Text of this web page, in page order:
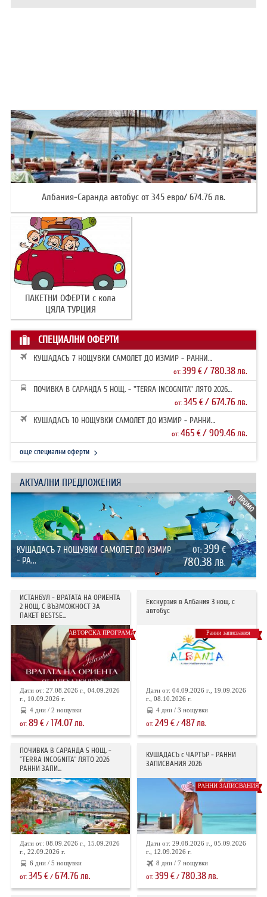
ЗА НАС
КОНТАКТИ
ОБЩИ УСЛОВИЯ ПАКЕТНИ
ПЪТУВАНИЯ
ПОЛИТИКА ЗА ПОВЕРИТЕЛНОСТ
Албания-Саранда автобус от 345 евро/ 674.76 лв.
ПАКЕТНИ ОФЕРТИ с кола
ЦЯЛА ТУРЦИЯ
СПЕЦИАЛНИ ОФЕРТИ
КУШАДАСЪ 7 НОЩУВКИ САМОЛЕТ ДО ИЗМИР - РАННИ
от:399 €/ 780.38лв.
ПОЧИВКА В САРАНДА 5 НОЩ. - "TERRA INCOGNITA" ЛЯТО 2026
от:345 €/ 674.76лв.
КУШАДАСЪ 10 НОЩУВКИ САМОЛЕТ ДО ИЗМИР - РАННИ
от:465 €/ 909.46лв.
още специални оферти
АКТУАЛНИ ПРЕДЛОЖЕНИЯ
КУШАДАСЪ 7 НОЩУВКИ САМОЛЕТ ДО ИЗМИР
- РА...
ОТ: 399 €
780.38 ЛВ.
ИСТАНБУЛ - ВРАТАТА НА ОРИЕНТА
2 НОЩ. С ВЪЗМОЖНОСТ ЗА
ПАКЕТ BESTSE...
АВТОРСКА ПРОГРАМА
Дати от: 27.08.2026 г., 04.09.2026
г., 10.09.2026 г.
4 дни / 2 нощувки
от: 89 €/ 174.07лв.
Екскурзия в Албания 3 нощ. с
автобус
Ранни записвания
Дати от: 04.09.2026 г., 19.09.2026
г., 08.10.2026 г.
4 дни / 3 нощувки
от:249 € /487лв.
ПОЧИВКА В САРАНДА 5 НОЩ. -
"TERRA INCOGNITA" ЛЯТО 2026
РАННИ ЗАПИ...
Дати от: 08.09.2026 г., 15.09.2026
г., 22.09.2026 г.
6 дни / 5 нощувки
от: 345 €/ 674.76 лв.
КУШАДАСЪ с ЧАРТЪР - РАННИ
ЗАПИСВАНИЯ 2026
РАННИ ЗАПИСВАНИЯ
Дати от: 29.08.2026 г., 05.09.2026
г., 12.09.2026 г.
8 дни / 7 нощувки
от:399 € / 780.38 лв.